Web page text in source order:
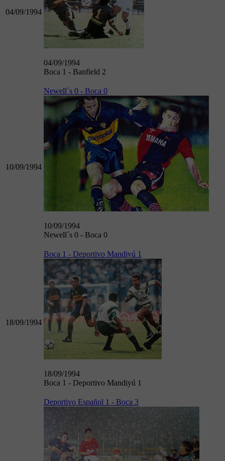
04/09/1994
04/09/1994
Boca 1 - Banfield 2
10/09/1994
Newell´s 0 - Boca 0
10/09/1994
Newell´s 0 - Boca 0
18/09/1994
Boca 1 - Deportivo Mandiyú 1
18/09/1994
Boca 1 - Deportivo Mandiyú 1
Deportivo Español 1 - Boca 3